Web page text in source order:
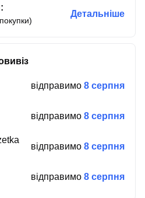
Детальніше
відправимо 8 серпня
відправимо 8 серпня
відправимо 8 серпня
відправимо 8 серпня